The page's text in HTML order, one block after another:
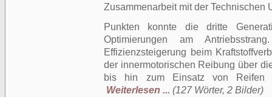
Zusammenarbeit mit der Technischen
Punkten konnte die dritte
Optimierungen am
Effizienzsteigerung beim
der innermotorischen Reibung über
bis hin zum Einsatz von Reifen
Weiterlesen ... (127 Wörter, 2 Bilder)